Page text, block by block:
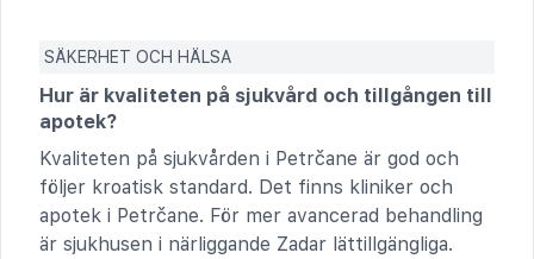
SÄKERHET OCH HÄLSA
Hur är kvaliteten på sjukvård och tillgången till
apotek?
Kvaliteten på sjukvården i Petrčane är god och
följer kroatisk standard. Det finns kliniker och
apotek i Petrčane. För mer avancerad behandling
är sjukhusen i närliggande Zadar lättillgängliga.